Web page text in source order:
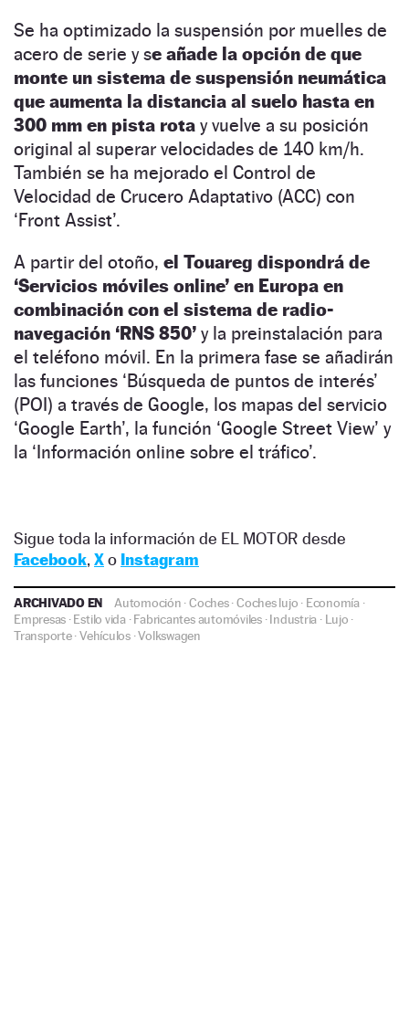
Se ha optimizado la suspensión por muelles de
acero de serie y se añade la opción de que
monte un sistema de suspensión neumática
que aumenta la distancia al suelo hasta en
300 mm en pista rota y vuelve a su posición
original al superar velocidades de 140 km/h.
También se ha mejorado el Control de
Velocidad de Crucero Adaptativo (ACC) con
‘Front Assist’.
A partir del otoño, el Touareg dispondrá de
‘Servicios móviles online’ en Europa en
combinación con el sistema de radio-
navegación ‘RNS 850’ y la preinstalación para
el teléfono móvil. En la primera fase se añadirán
las funciones ‘Búsqueda de puntos de interés’
(POI) a través de Google, los mapas del servicio
‘Google Earth’, la función ‘Google Street View’ y
la ‘Información online sobre el tráfico’.
Sigue toda la información de EL MOTOR desde
Facebook, Xo Instagram
ARCHIVADO EN Automoción ·Coches·Coches lujo · Economía·
Empresas ·Estilo vida·Fabricantes automóviles ·Industria · Lujo ·
Transporte·Vehículos·Volkswagen